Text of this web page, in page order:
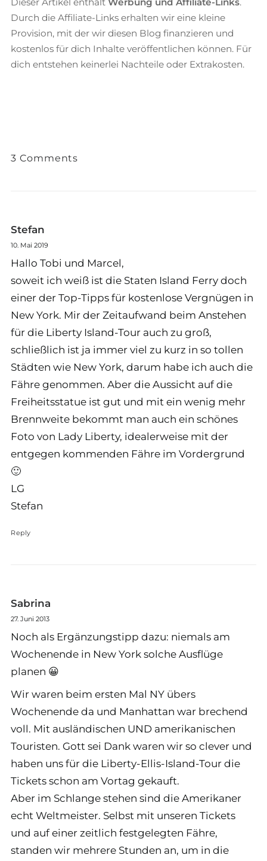
Durch die Affiliate-Links erhalten wir eine kleine
Provision, mit der wir diesen Blog finanzieren und
kostenlos für dich Inhalte veröffentlichen können. Für
dich entstehen keinerlei Nachteile oder Extrakosten.
3 Comments
Stefan
10. Mai 2019
Hallo Tobi und Marcel,
soweit ich weiß ist die Staten Island Ferry doch
einer der Top-Tipps für kostenlose Vergnügen in
New York. Mir der Zeitaufwand beim Anstehen
für die Liberty Island-Tour auch zu groß,
schließlich ist ja immer viel zu kurz in so tollen
Städten wie New York, darum habe ich auch die
Fähre genommen. Aber die Aussicht auf die
Freiheitsstatue ist gut und mit ein wenig mehr
Brennweite bekommt man auch ein schönes
Foto von Lady Liberty, idealerweise mit der
entgegen kommenden Fähre im Vordergrund
🙂
LG
Stefan
Reply
Sabrina
27. Juni 2013
Noch als Ergänzungstipp dazu: niemals am
Wochenende in New York solche Ausflüge
planen 😀
Wir waren beim ersten Mal NY übers
Wochenende da und Manhattan war brechend
voll. Mit ausländischen UND amerikanischen
Touristen. Gott sei Dank waren wir so clever und
haben uns für die Liberty-Ellis-Island-Tour die
Tickets schon am Vortag gekauft.
Aber im Schlange stehen sind die Amerikaner
echt Weltmeister. Selbst mit unseren Tickets
und auf einer zeitlich festgelegten Fähre,
standen wir mehrere Stunden an, um in die